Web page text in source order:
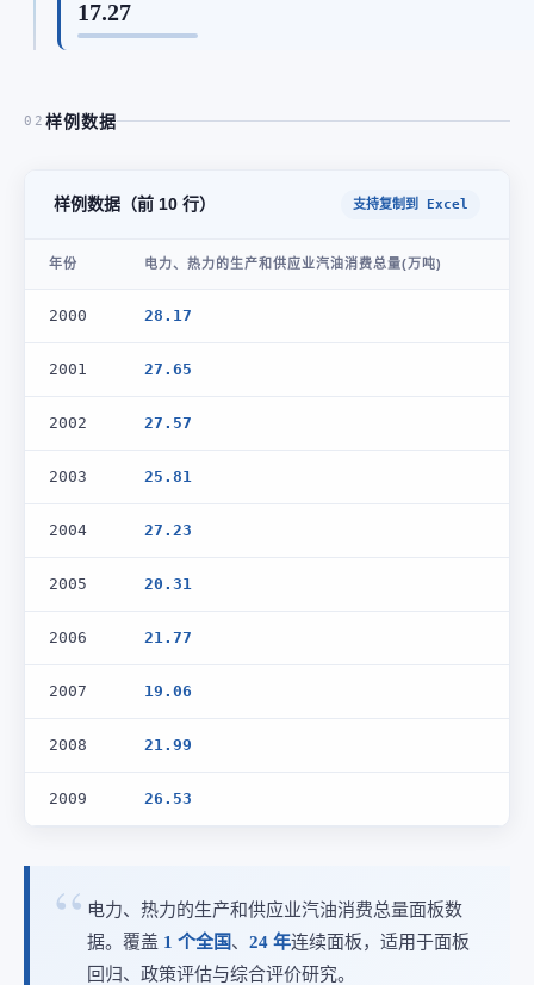
17.27
02 样例数据
样例数据（前 10 行） 支持复制到 Excel
年份 电力、热力的生产和供应业汽油消费总量(万吨)
2000 28.17
2001 27.65
2002 27.57
2003 25.81
2004 27.23
2005 20.31
2006 21.77
2007 19.06
2008 21.99
2009 26.53
电力、热力的生产和供应业汽油消费总量面板数
据。覆盖 1 个全国、 24 年连续面板，适用于面板
回归、政策评估与综合评价研究。